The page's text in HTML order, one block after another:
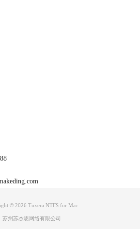
使用方法也很简单，只要将NTFS磁盘接入Mac
盘，让它可以被Mac电脑自由地读写。整个过
© 2026 Tuxera NTFS for Mac
苏州苏杰思网络有限公司